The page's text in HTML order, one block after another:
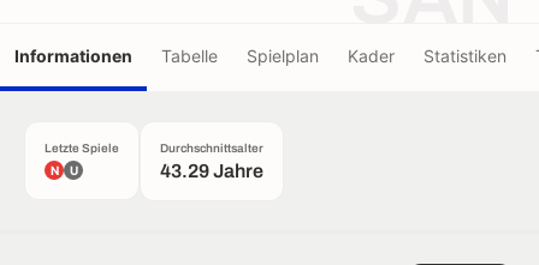
Informationen Tabelle Spielplan Kader Statistiken
Letzte Spiele
N U
Durchschnittsalter
43.29 Jahre